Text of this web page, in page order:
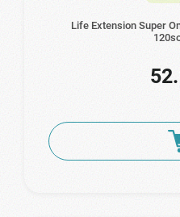
Life Extension Super